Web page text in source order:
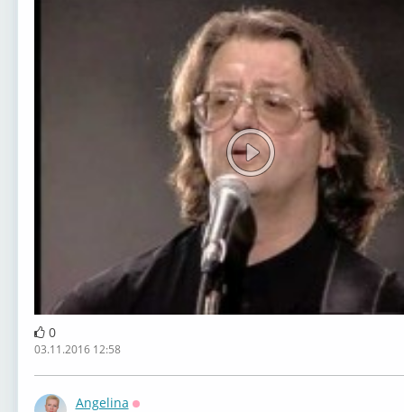
0
03.11.2016 12:58
Angelina